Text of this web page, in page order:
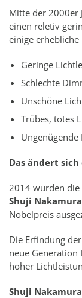
Mitte der 2000er
einen reletiv
einige erhebliche
Geringe
Schlechte
Unschöne
Trübes, totes
Das ändert sich
2014 wurden die
Shuji Nakamura
Nobelpreis
Die Erfindung
neue
hoher
Shuji Nakamura